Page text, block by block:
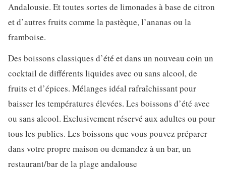
Andalousie. Et toutes sortes de limonades à base de citron
et d’autres fruits comme la pastèque, l’ananas ou la
framboise.
Des boissons classiques d’été et dans un nouveau coin un
cocktail de différents liquides avec ou sans alcool, de
fruits et d’épices. Mélanges idéal rafraîchissant pour
baisser les températures élevées. Les boissons d’été avec
ou sans alcool. Exclusivement réservé aux adultes ou pour
tous les publics. Les boissons que vous pouvez préparer
dans votre propre maison ou demandez à un bar, un
restaurant/bar de la plage andalouse